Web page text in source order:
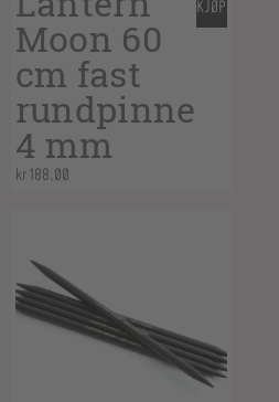
Moon 60
cm fast
rundpinne
4 mm
kr188,00
KJØP